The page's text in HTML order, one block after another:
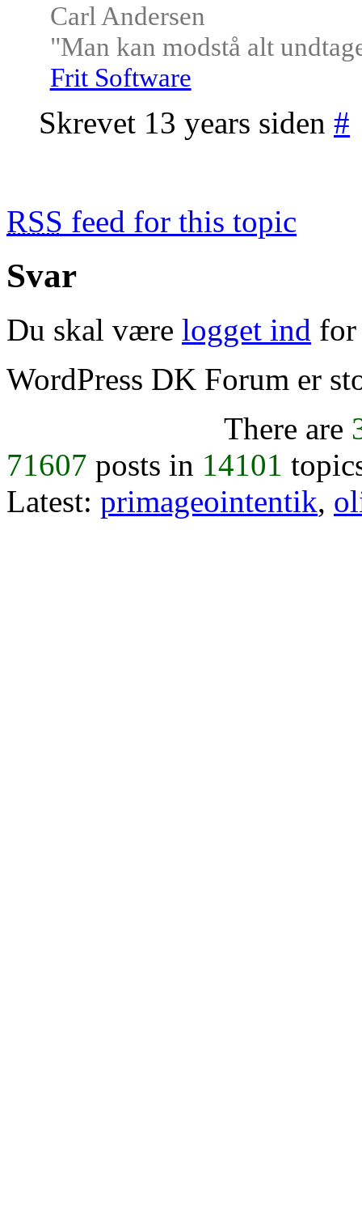
Carl Andersen
"Man kan modstå alt
Frit Software
Skrevet 13 years siden #
RSS feed for this topic
Svar
Du skal være logget ind for
WordPress DK Forum er
There are
71607 posts in 14101
Latest: primageointentik,